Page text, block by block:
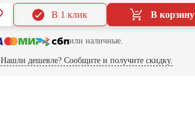
В корзину
В 1 клик
или наличные.
Нашли дешевле? Сообщите и получите скидку.